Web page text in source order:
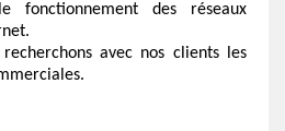
fonctionnement des réseaux
avec nos clients les